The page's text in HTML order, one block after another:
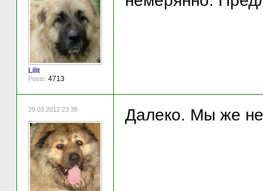
Lilit
Posts: 4713
29.03.2012 23:38 Далеко. Мы же не